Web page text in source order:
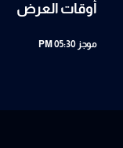
أوقات العرض
موجز 05:30 PM